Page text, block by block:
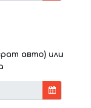
авто) или